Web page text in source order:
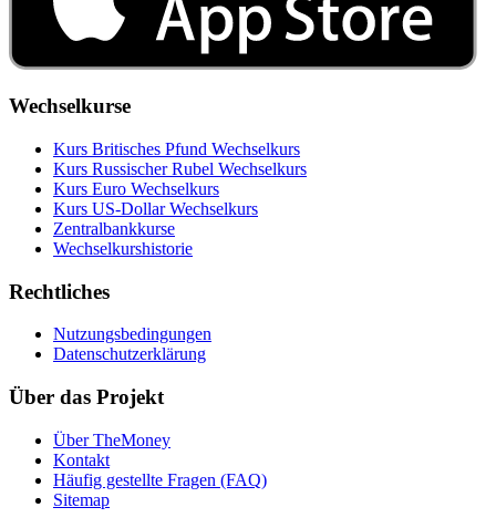
Wechselkurse
Kurs Britisches Pfund Wechselkurs
Kurs Russischer Rubel Wechselkurs
Kurs Euro Wechselkurs
Kurs US‑Dollar Wechselkurs
Zentralbankkurse
Wechselkurshistorie
Rechtliches
Nutzungsbedingungen
Datenschutzerklärung
Über das Projekt
Über TheMoney
Kontakt
Häufig gestellte Fragen (FAQ)
Sitemap